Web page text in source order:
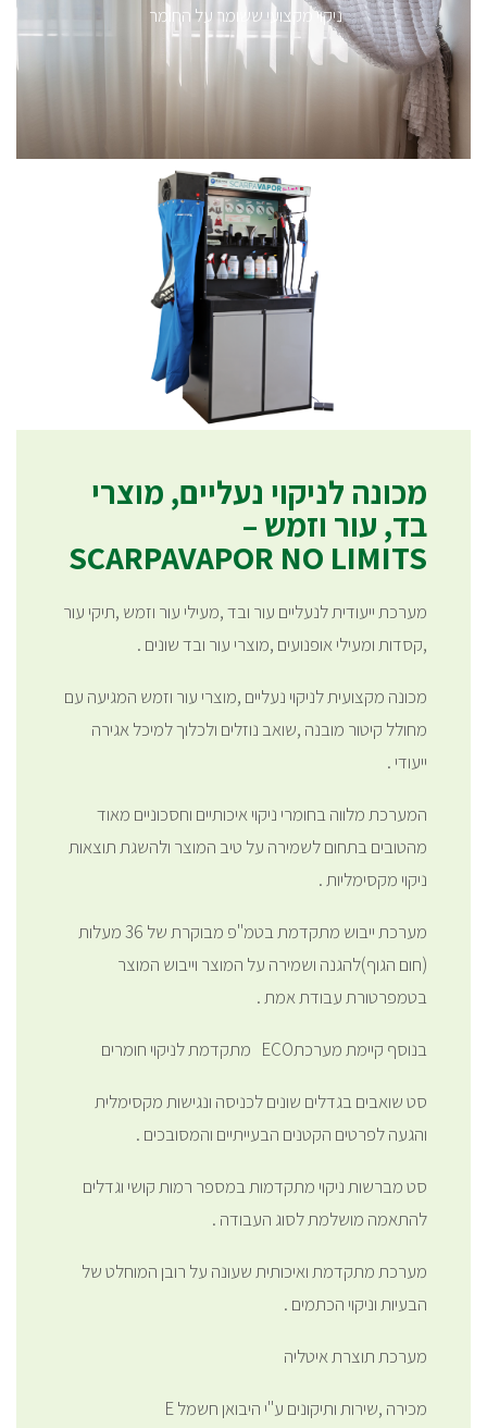
ניקוי מקצועי ששומר על החומר
מכונה לניקוי נעליים, מוצרי
בד, עור וזמש –
SCARPAVAPOR NO LIMITS
מערכת ייעודית לנעליים עור ובד ,מעילי עור וזמש ,תיקי עור
,קסדות ומעילי אופנועים ,מוצרי עור ובד שונים .
מכונה מקצועית לניקוי נעליים ,מוצרי עור וזמש המגיעה עם
מחולל קיטור מובנה ,שואב נוזלים ולכלוך למיכל אגירה
ייעודי .
המערכת מלווה בחומרי ניקוי איכותיים וחסכוניים מאוד
מהטובים בתחום לשמירה על טיב המוצר ולהשגת תוצאות
ניקוי מקסימליות .
מערכת ייבוש מתקדמת בטמ"פ מבוקרת של 36 מעלות
(חום הגוף)להגנה ושמירה על המוצר וייבוש המוצר
בטמפרטורת עבודת אמת .
בנוסף קיימת מערכתECO מתקדמת לניקוי חומרים
סט שואבים בגדלים שונים לכניסה ונגישות מקסימלית
והגעה לפרטים הקטנים הבעייתיים והמסובכים .
סט מברשות ניקוי מתקדמות במספר רמות קושי וגדלים
להתאמה מושלמת לסוג העבודה .
מערכת מתקדמת ואיכותית שעונה על רובן המוחלט של
הבעיות וניקוי הכתמים .
מערכת תוצרת איטליה
מכירה ,שירות ותיקונים ע"י היבואן חשמל E